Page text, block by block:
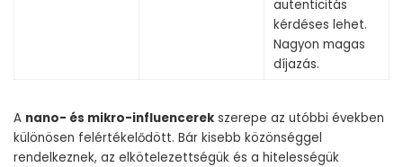
autenticitás
kérdéses lehet.
Nagyon magas
díjazás.
A nano- és mikro-influencerek szerepe az utóbbi években
különösen felértékelődött. Bár kisebb közönséggel
rendelkeznek, az elkötelezettségük és a hitelességük